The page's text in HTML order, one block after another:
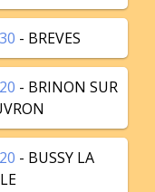
- BREVES
- BRINON SUR
- BUSSY LA